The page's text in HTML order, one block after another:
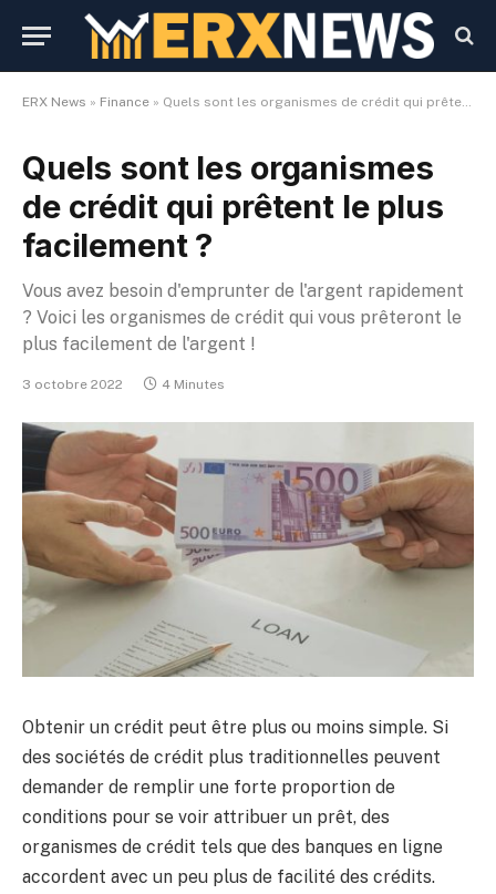
ERX News » Finance » Quels sont les organismes de crédit qui prêtent le plus facilement ?
Quels sont les organismes
de crédit qui prêtent le plus
facilement ?
Vous avez besoin d'emprunter de l'argent rapidement
? Voici les organismes de crédit qui vous prêteront le
plus facilement de l'argent !
3 octobre 2022 4 Minutes
Obtenir un crédit peut être plus ou moins simple. Si
des sociétés de crédit plus traditionnelles peuvent
demander de remplir une forte proportion de
conditions pour se voir attribuer un prêt, des
organismes de crédit tels que des banques en ligne
accordent avec un peu plus de facilité des crédits.